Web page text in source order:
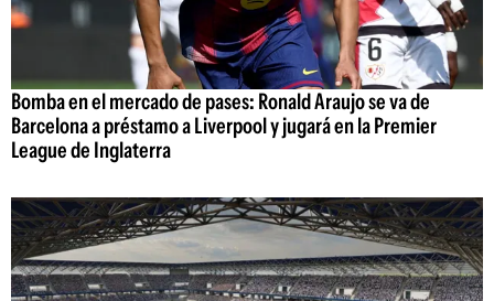
Bomba en el mercado de pases: Ronald Araujo se va de
Barcelona a préstamo a Liverpool y jugará en la Premier
League de Inglaterra